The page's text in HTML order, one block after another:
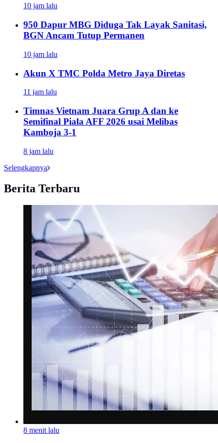
10 jam lalu
950 Dapur MBG Diduga Tak Layak Sanitasi,
BGN Ancam Tutup Permanen
10 jam lalu
Akun X TMC Polda Metro Jaya Diretas
11 jam lalu
Timnas Vietnam Juara Grup A dan ke
Semifinal Piala AFF 2026 usai Melibas
Kamboja 3-1
8 jam lalu
Selengkapnya
Berita Terbaru
8 menit lalu